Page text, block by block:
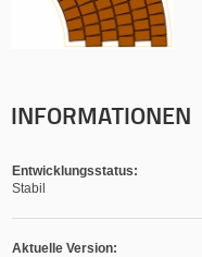
INFORMATIONEN
Entwicklungsstatus:
Stabil
Aktuelle Version: